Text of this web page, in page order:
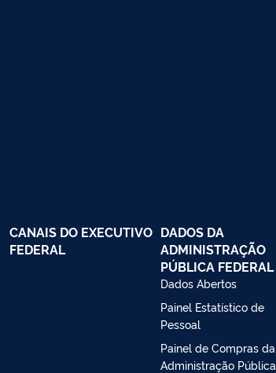
CANAIS DO EXECUTIVO
FEDERAL
DADOS DA
ADMINISTRAÇÃO
PÚBLICA FEDERAL
Dados Abertos
Painel Estatístico de
Pessoal
Painel de Compras da
Administração Pública